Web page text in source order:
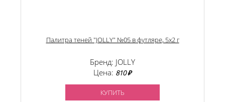
Палитра теней "JOLLY" №05 в футляре, 5х2 г
Бренд: JOLLY
Цена: 810 ₽
КУПИТЬ